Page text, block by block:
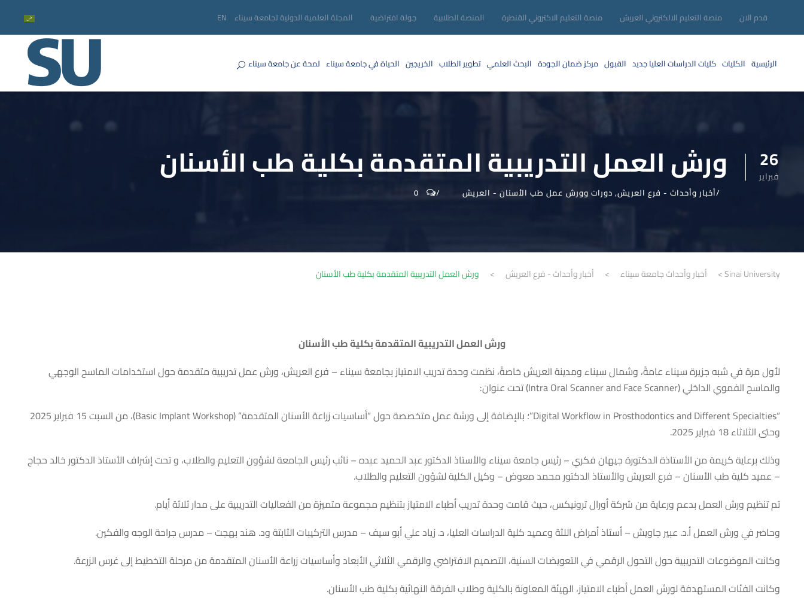
قدم الان منصة التعليم الالكتروني العريش منصة التعليم الاكتروني القنطرة المنصة الطلابية جولة افتراضية المجلة العلمية الدولية لجامعة سيناء EN
الرئيسية الكليات كليات الدراسات العلياجديد القبول مركز ضمان الجودة البحث العلمي تطوير الطلاب الخريجين الحياة في جامعة سيناء لمحة عن جامعة سيناء
26
فبراير ورش العمل التدريبية المتقدمة بكلية طب الأسنان
أخبار وأحداث - فرع العريش, دورات وورش عمل طب الأسنان - العريش 0
Sinai University
> أخبار وأحداث جامعة سيناء > أخبار وأحداث - فرع العريش > ورش العمل التدريبية المتقدمة بكلية طب الأسنان
ورش العمل التدريبية المتقدمة بكلية طب الأسنان
لأول مرة في شبه جزيرة سيناء عامةً، وشمال سيناء ومدينة العريش خاصةً، نظمت وحدة تدريب الامتياز بجامعة سيناء – فرع العريش، ورش عمل تدريبية متقدمة حول استخدامات الماسح الوجهي
والماسح الفموي الداخلي (Intra Oral Scanner and Face Scanner) تحت عنوان:
“Digital Workflow in Prosthodontics and Different Specialties”؛ بالإضافة إلى ورشة عمل متخصصة حول “أساسيات زراعة الأسنان المتقدمة” (Basic Implant Workshop)، من السبت 15 فبراير 2025
وحتى الثلاثاء 18 فبراير 2025.
وذلك برعاية كريمة من الأستاذة الدكتورة جيهان فكري – رئيس جامعة سيناء والأستاذ الدكتور عبد الحميد عبده – نائب رئيس الجامعة لشؤون التعليم والطلاب، و تحت إشراف الأستاذ الدكتور خالد حجاج
– عميد كلية طب الأسنان – فرع العريش والأستاذ الدكتور محمد معوض – وكيل الكلية لشؤون التعليم والطلاب.
تم تنظيم ورش العمل بدعم ورعاية من شركة أورال ترونيكس، حيث قامت وحدة تدريب أطباء الامتياز بتنظيم مجموعة متميزة من الفعاليات التدريبية على مدار ثلاثة أيام.
وحاضر في ورش العمل أ.د. عبير جاويش – أستاذ أمراض اللثة وعميد كلية الدراسات العليا، د. زياد علي أبو سيف – مدرس التركيبات الثابتة ود. هند بهجت – مدرس جراحة الوجه والفكين.
وكانت الموضوعات التدريبية حول التحول الرقمي في التعويضات السنية، التصميم الافتراضي والرقمي الثلاثي الأبعاد وأساسيات زراعة الأسنان المتقدمة من مرحلة التخطيط إلى غرس الزرعة.
وكانت الفئات المستهدفة لورش العمل أطباء الامتياز، الهيئة المعاونة بالكلية وطلاب الفرقة النهائية بكلية طب الأسنان.